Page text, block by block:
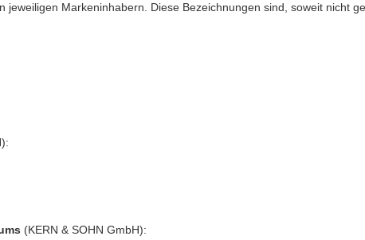
jeweiligen Markeninhabern. Diese Bezeichnungen sind, soweit nicht
(KERN & SOHN GmbH):